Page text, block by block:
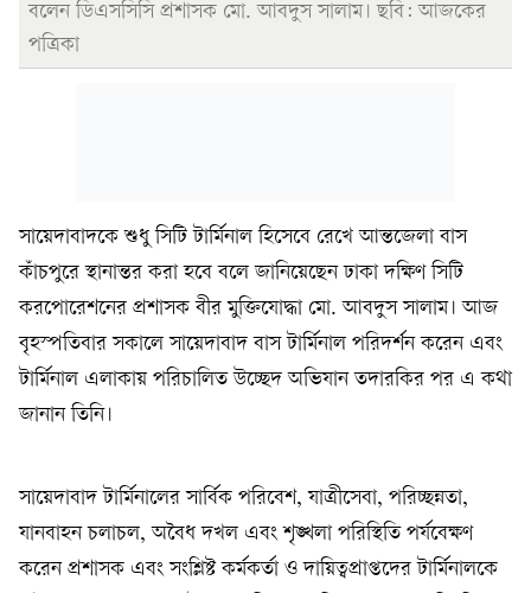
বলেন ডিএসসিসি প্রশাসক মো. আবদুস সালাম। ছবি: আজকের
পত্রিকা
সায়েদাবাদকে শুধু সিটি টার্মিনাল হিসেবে রেখে আন্তজেলা বাস
কাঁচপুরে স্থানান্তর করা হবে বলে জানিয়েছেন ঢাকা দক্ষিণ সিটি
করপোরেশনের প্রশাসক বীর মুক্তিযোদ্ধা মো. আবদুস সালাম। আজ
বৃহস্পতিবার সকালে সায়েদাবাদ বাস টার্মিনাল পরিদর্শন করেন এবং
টার্মিনাল এলাকায় পরিচালিত উচ্ছেদ অভিযান তদারকির পর এ কথা
জানান তিনি।
সায়েদাবাদ টার্মিনালের সার্বিক পরিবেশ, যাত্রীসেবা, পরিচ্ছন্নতা,
যানবাহন চলাচল, অবৈধ দখল এবং শৃঙ্খলা পরিস্থিতি পর্যবেক্ষণ
করেন প্রশাসক এবং সংশ্লিষ্ট কর্মকর্তা ও দায়িত্বপ্রাপ্তদের টার্মিনালকে